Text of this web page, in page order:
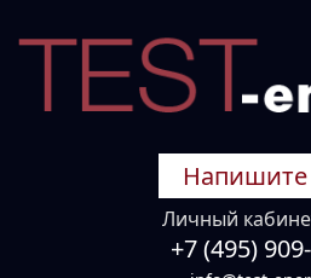
Личный
+7 (495)